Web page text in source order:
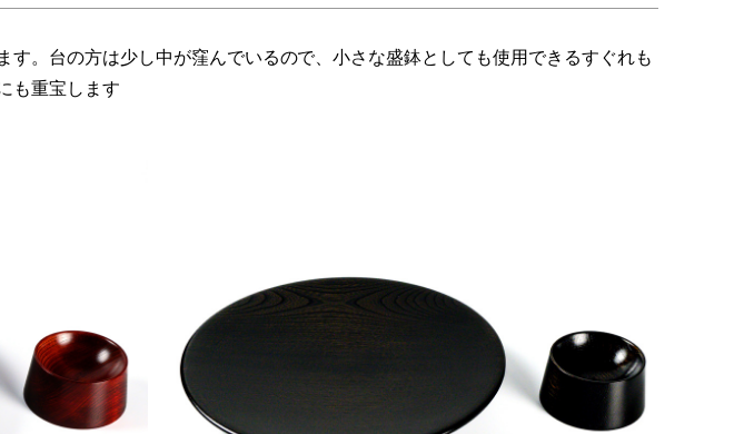
す。台の方は少し中が窪んでいるので、小さな盛鉢としても使用できるすぐれも
も重宝します